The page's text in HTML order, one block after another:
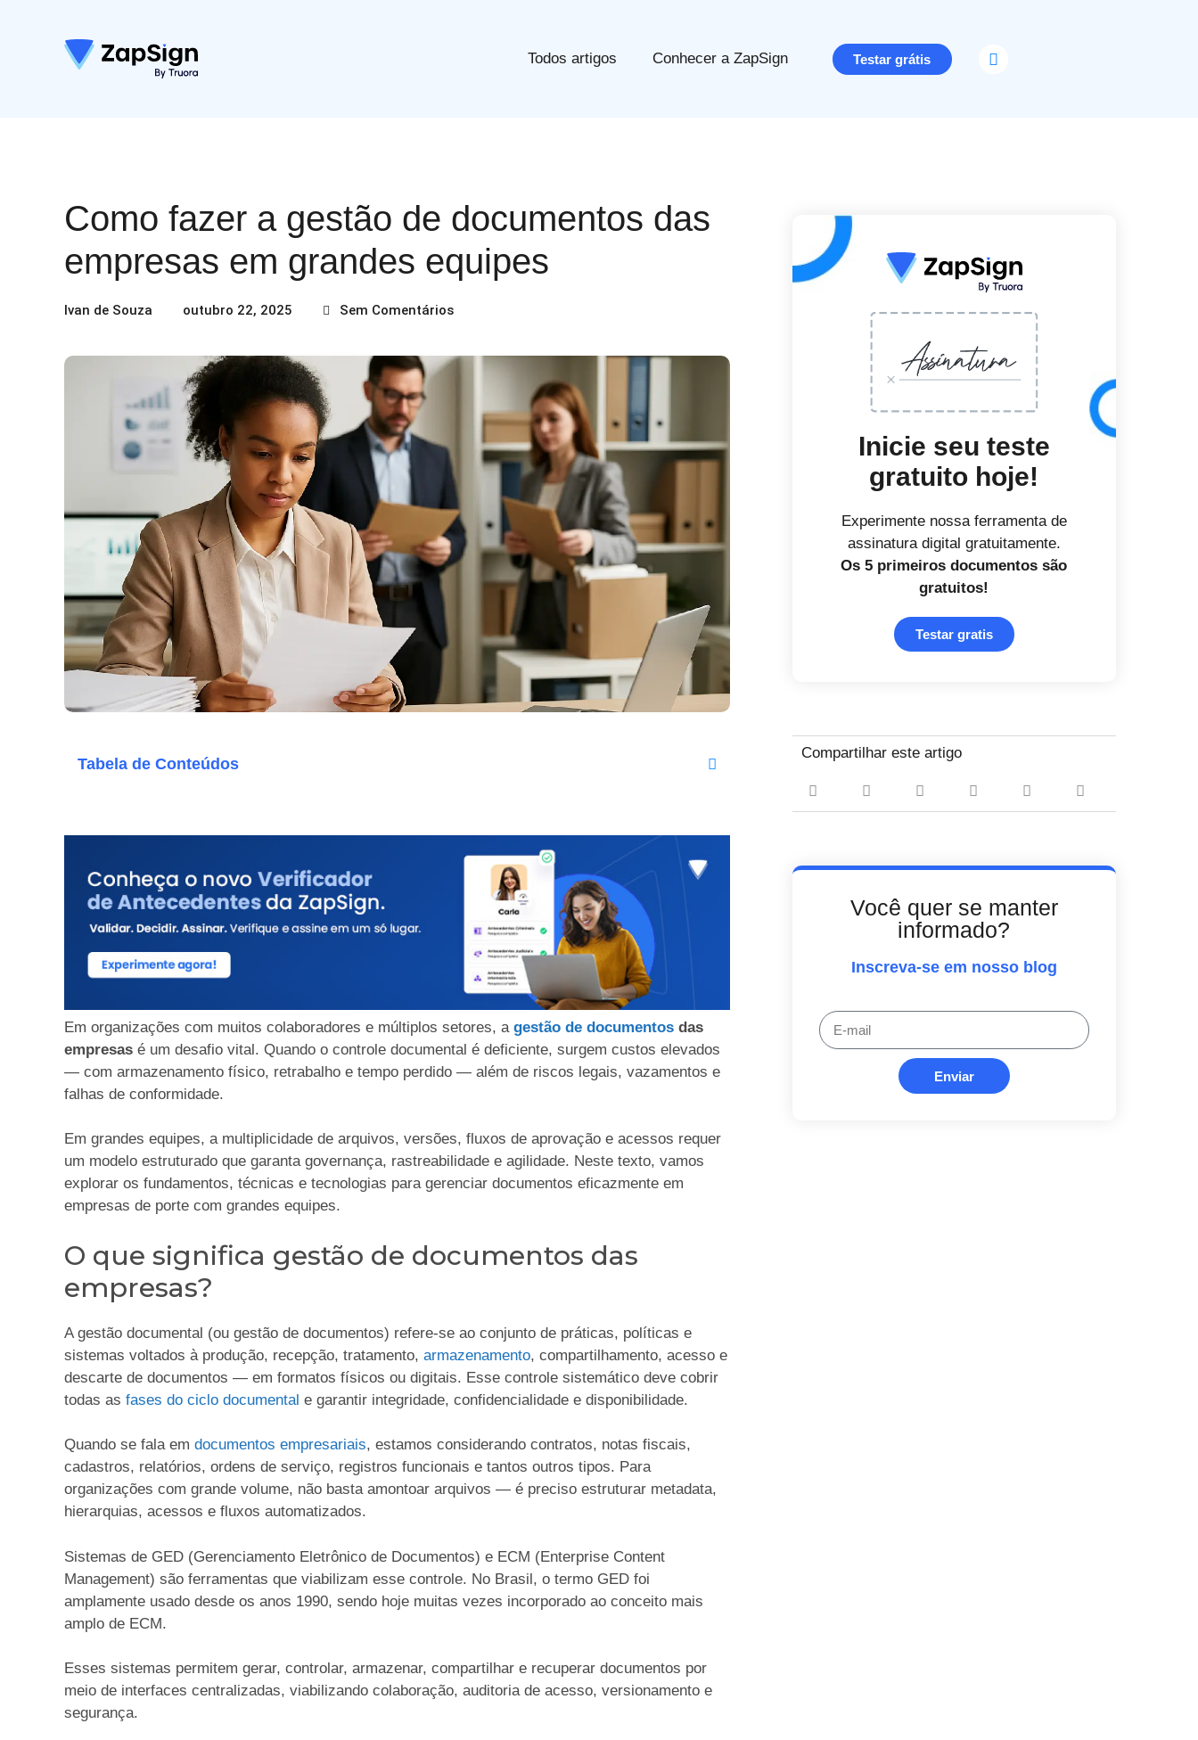
Todos artigos Conhecer a ZapSign Testar grátis
Como fazer a gestão de documentos das
empresas​ em grandes equipes
Ivan de Souza outubro 22, 2025 Sem Comentários
Tabela de Conteúdos
Em organizações com muitos colaboradores e múltiplos setores, a gestão de documentos das
empresas é um desafio vital. Quando o controle documental é deficiente, surgem custos elevados
— com armazenamento físico, retrabalho e tempo perdido — além de riscos legais, vazamentos e
falhas de conformidade.
Em grandes equipes, a multiplicidade de arquivos, versões, fluxos de aprovação e acessos requer
um modelo estruturado que garanta governança, rastreabilidade e agilidade. Neste texto, vamos
explorar os fundamentos, técnicas e tecnologias para gerenciar documentos eficazmente em
empresas de porte com grandes equipes.
O que significa gestão de documentos das
empresas?
A gestão documental (ou gestão de documentos) refere-se ao conjunto de práticas, políticas e
sistemas voltados à produção, recepção, tratamento, armazenamento, compartilhamento, acesso e
descarte de documentos — em formatos físicos ou digitais. Esse controle sistemático deve cobrir
todas as fases do ciclo documental e garantir integridade, confidencialidade e disponibilidade.
Quando se fala em documentos empresariais, estamos considerando contratos, notas fiscais,
cadastros, relatórios, ordens de serviço, registros funcionais e tantos outros tipos. Para
organizações com grande volume, não basta amontoar arquivos — é preciso estruturar metadata,
hierarquias, acessos e fluxos automatizados.
Sistemas de GED (Gerenciamento Eletrônico de Documentos) e ECM (Enterprise Content
Management) são ferramentas que viabilizam esse controle. No Brasil, o termo GED foi
amplamente usado desde os anos 1990, sendo hoje muitas vezes incorporado ao conceito mais
amplo de ECM.
Esses sistemas permitem gerar, controlar, armazenar, compartilhar e recuperar documentos por
meio de interfaces centralizadas, viabilizando colaboração, auditoria de acesso, versionamento e
segurança.
Inicie seu teste
gratuito hoje!
Experimente nossa ferramenta de
assinatura digital gratuitamente.
Os 5 primeiros documentos são
gratuitos!
Testar gratis
Compartilhar este artigo
Você quer se manter
informado?
Inscreva-se em nosso blog
Enviar